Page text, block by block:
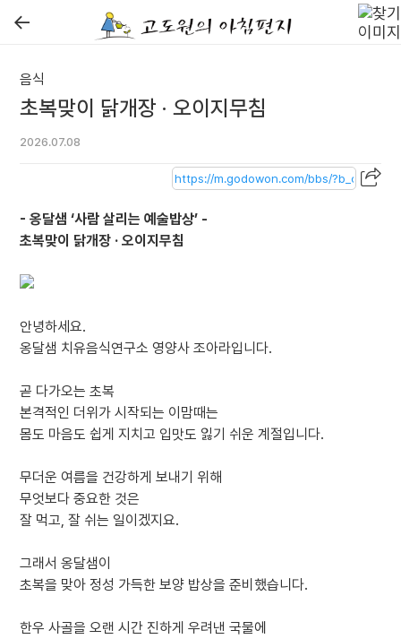
←
음식
초복맞이 닭개장 · 오이지무침
2026.07.08
- 옹달샘 ‘사람 살리는 예술밥상’ -
초복맞이 닭개장 · 오이지무침
안녕하세요.
옹달샘 치유음식연구소 영양사 조아라입니다.
곧 다가오는 초복
본격적인 더위가 시작되는 이맘때는
몸도 마음도 쉽게 지치고 입맛도 잃기 쉬운 계절입니다.
무더운 여름을 건강하게 보내기 위해
무엇보다 중요한 것은
잘 먹고, 잘 쉬는 일이겠지요.
그래서 옹달샘이
초복을 맞아 정성 가득한 보양 밥상을 준비했습니다.
한우 사골을 오랜 시간 진하게 우려낸 국물에